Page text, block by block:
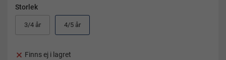
Storlek
3/4 år 4/5 år
Finns ej i lagret